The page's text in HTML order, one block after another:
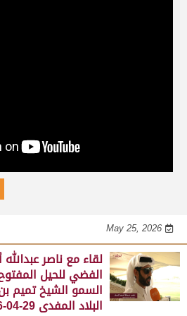
May 25, 2026
لقاء مع جابر بن سالم بن فاران..
بالسيف الذهبي للحيل المفتوح بميدان
May 25, 2026
لقاء مع ناصر
الفضي للحيل
السمو الشيخ تميم
البلاد المفدى 29-04-2026